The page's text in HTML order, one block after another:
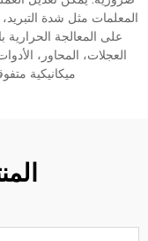
المعلمات مثل شدة
على المعالجة الحرارية
العجلات، المحاور،
ميكانيكية